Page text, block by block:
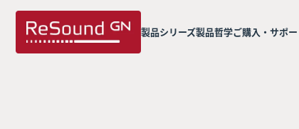
製品シリーズ製品哲学ご購入・サポ